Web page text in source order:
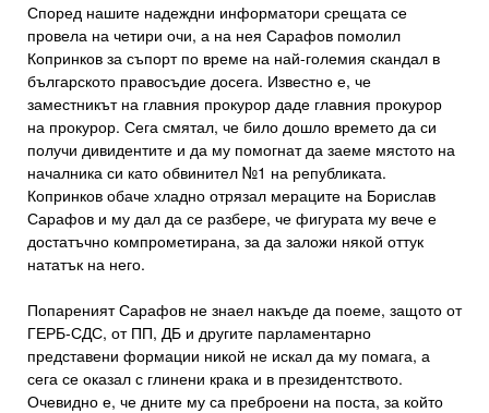
Според нашите надеждни информатори срещата се
провела на четири очи, а на нея Сарафов помолил
Копринков за съпорт по време на най-големия скандал в
българското правосъдие досега. Известно е, че
заместникът на главния прокурор даде главния прокурор
на прокурор. Сега смятал, че било дошло времето да си
получи дивидентите и да му помогнат да заеме мястото на
началника си като обвинител №1 на републиката.
Копринков обаче хладно отрязал мераците на Борислав
Сарафов и му дал да се разбере, че фигурата му вече е
достатъчно компрометирана, за да заложи някой оттук
нататък на него.
Попареният Сарафов не знаел накъде да поеме, защото от
ГЕРБ-СДС, от ПП, ДБ и другите парламентарно
представени формации никой не искал да му помага, а
сега се оказал с глинени крака и в президентството.
Очевидно е, че дните му са преброени на поста, за който